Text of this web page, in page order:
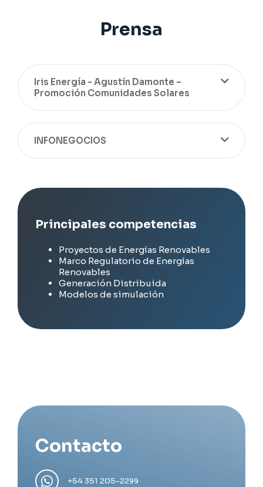
Prensa
Iris Energía - Agustín Damonte –
Promoción Comunidades Solares
INFONEGOCIOS
Principales competencias
Proyectos de Energías Renovables
Marco Regulatorio de Energías
Renovables
Generación Distribuida
Modelos de simulación
Contacto
+54 351 205-2299